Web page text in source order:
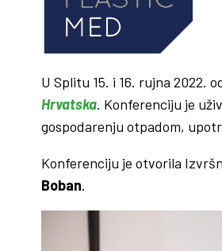
U Splitu 15. i 16. rujna 2022.
Hrvatska. Konferenciju je
gospodarenju otpadom,
Konferenciju je otvorila
Boban.